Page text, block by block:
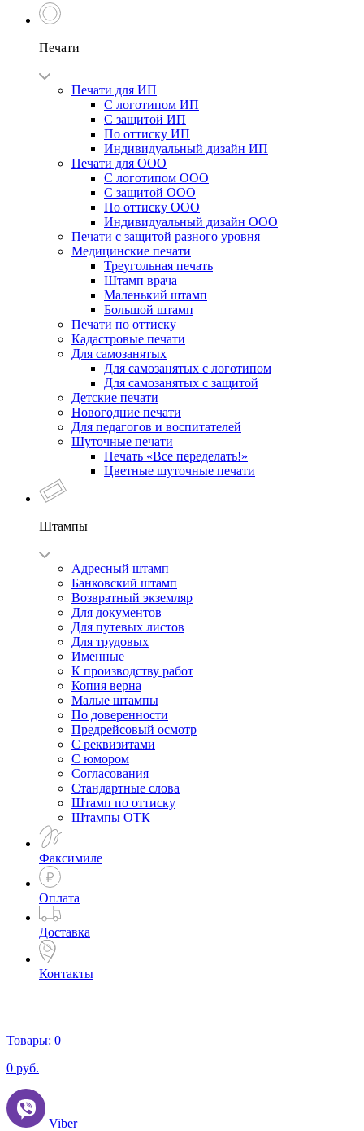
Печати
Печати для ИП
С логотипом ИП
С защитой ИП
По оттиску ИП
Индивидуальный дизайн ИП
Печати для ООО
С логотипом ООО
С защитой ООО
По оттиску ООО
Индивидуальный дизайн ООО
Печати с защитой разного уровня
Медицинские печати
Треугольная печать
Штамп врача
Маленький штамп
Большой штамп
Печати по оттиску
Кадастровые печати
Для самозанятых
Для самозанятых с логотипом
Для самозанятых с защитой
Детские печати
Новогодние печати
Для педагогов и воспитателей
Шуточные печати
Печать «Все переделать!»
Цветные шуточные печати
Штампы
Адресный штамп
Банковский штамп
Возвратный экземляр
Для документов
Для путевых листов
Для трудовых
Именные
К производству работ
Копия верна
Малые штампы
По доверенности
Предрейсовый осмотр
С реквизитами
С юмором
Согласования
Стандартные слова
Штамп по оттиску
Штампы ОТК
Факсимиле
Оплата
Доставка
Контакты
Товары: 0
0 руб.
Viber